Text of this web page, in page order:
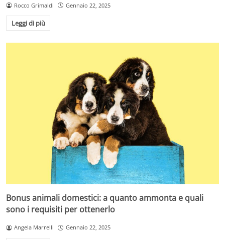
Rocco Grimaldi Gennaio 22, 2025
Leggi di più
Bonus animali domestici: a quanto ammonta e quali
sono i requisiti per ottenerlo
Angela Marrelli Gennaio 22, 2025